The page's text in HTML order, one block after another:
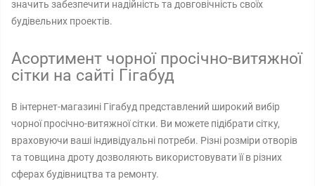
значить забезпечити надійність та довговічність своїх
будівельних проектів.
Асортимент чорної просічно-витяжної
сітки на сайті Гігабуд
В інтернет-магазині Гігабуд представлений широкий вибір
чорної просічно-витяжної сітки. Ви можете підібрати сітку,
враховуючи ваші індивідуальні потреби. Різні розміри отворів
та товщина дроту дозволяють використовувати її в різних
сферах будівництва та ремонту.